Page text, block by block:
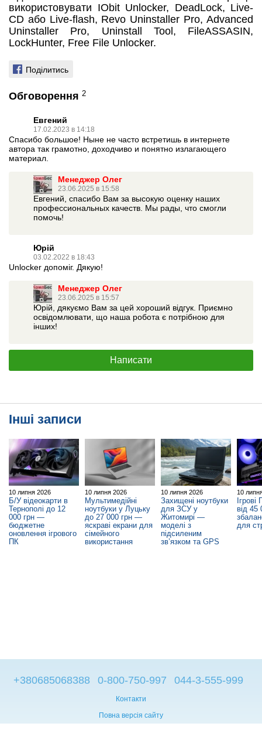
використовувати IObit Unlocker, DeadLock, Live-
CD або Live-flash, Revo Uninstaller Pro, Advanced
Uninstaller Pro, Uninstall Tool, FileASSASIN,
LockHunter, Free File Unlocker.
Поділитись
Обговорення 2
Евгений
17.02.2023 в 14:18
Спасибо большое! Ныне не часто встретишь в интернете
автора так грамотно, доходчиво и понятно излагающего
материал.
Менеджер Олег
23.06.2025 в 15:58
Евгений, спасибо Вам за высокую оценку наших
профессиональных качеств. Мы рады, что смогли
помочь!
Юрій
03.02.2022 в 18:43
Unlocker допоміг. Дякую!
Менеджер Олег
23.06.2025 в 15:57
Юрій, дякуємо Вам за цей хороший відгук. Приємно
освідомлювати, що наша робота є потрібною для
інших!
Написати
Інші записи
10 липня 2026
Б/У відеокарти в
Тернополі до 12
000 грн —
бюджетне
оновлення ігрового
ПК
10 липня 2026
Мультимедійні
ноутбуки у Луцьку
до 27 000 грн —
яскраві екрани для
сімейного
використання
10 липня 2026
Захищені ноутбуки
для ЗСУ у
Житомирі —
моделі з
підсиленим
зв’язком та GPS
10
від
для
+380685068388 0-800-750-997 044-3-555-999
Контакти
Повна версія сайту